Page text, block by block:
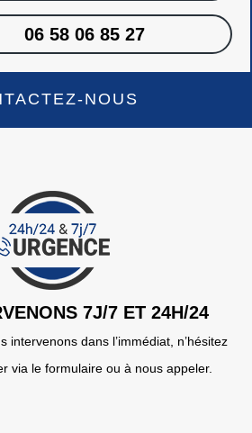
06 58 06 85 27
NOUS
7J/7 ET 24H/24
intervenons dans l’immédiat, n’hésitez
via le formulaire ou à nous appeler.